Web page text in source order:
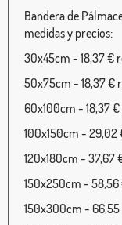
Bandera de
medidas y precios:
30x45cm - 18,37 €
50x75cm - 18,37 €
60x100cm - 18,37
100x150cm - 29,02
120x180cm - 37,67
150x250cm - 58,56
150x300cm - 66,55